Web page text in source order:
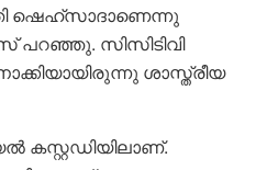
ഷെഹ്സാദാണെന്നു
പറഞ്ഞു. സിസിടിവി
ശാസ്ത്രീയ
കസ്റ്റഡിയിലാണ്.